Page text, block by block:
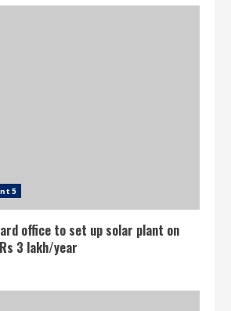
5
office to set up solar plant on
3 lakh/year